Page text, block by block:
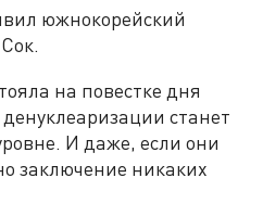
южнокорейский
на повестке дня
станет
И даже, если они
заключение никаких